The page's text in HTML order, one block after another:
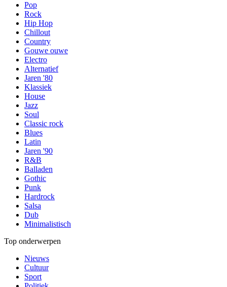
Pop
Rock
Hip Hop
Chillout
Country
Gouwe ouwe
Electro
Alternatief
Jaren '80
Klassiek
House
Jazz
Soul
Classic rock
Blues
Latin
Jaren '90
R&B
Balladen
Gothic
Punk
Hardrock
Salsa
Dub
Minimalistisch
Top onderwerpen
Nieuws
Cultuur
Sport